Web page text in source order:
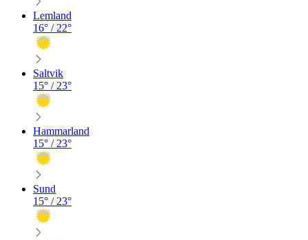
Lemland
16° / 22°
Saltvik
15° / 23°
Hammarland
15° / 23°
Sund
15° / 23°